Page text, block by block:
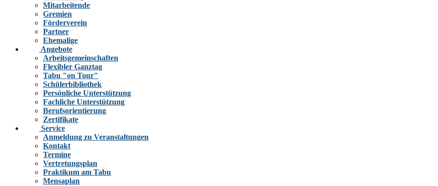
Mitarbeitende
Gremien
Förderverein
Partner
Ehemalige
Angebote
Arbeitsgemeinschaften
Flexibler Ganztag
Tabu "on Tour"
Schülerbibliothek
Persönliche Unterstützung
Fachliche Unterstützung
Berufsorientierung
Zertifikate
Service
Anmeldung zu Veranstaltungen
Kontakt
Termine
Vertretungsplan
Praktikum am Tabu
Mensaplan